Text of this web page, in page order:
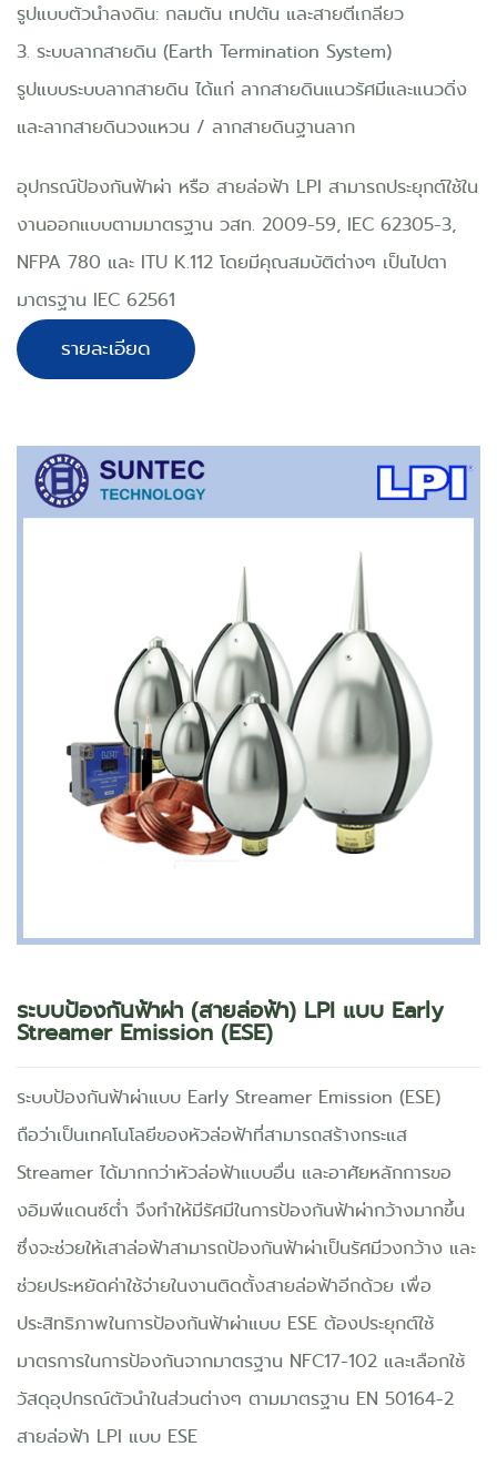
รูปแบบตัวนำลงดิน: กลมตัน เทปตัน และสายตีเกลียว
3. ระบบลากสายดิน (Earth Termination System)
รูปแบบระบบลากสายดิน ได้แก่ ลากสายดินแนวรัศมีและแนวดิ่ง
และลากสายดินวงแหวน / ลากสายดินฐานลาก
อุปกรณ์ป้องกันฟ้าผ่า หรือ สายล่อฟ้า LPI สามารถประยุกต์ใช้ใน
งานออกแบบตามมาตรฐาน วสท. 2009-59, IEC 62305-3,
NFPA 780 และ ITU K.112 โดยมีคุณสมบัติต่างๆ เป็นไปตา
มาตรฐาน IEC 62561
รายละเอียด
ระบบป้องกันฟ้าผ่า (สายล่อฟ้า) LPI แบบ Early
Streamer Emission (ESE)
ระบบป้องกันฟ้าผ่าแบบ Early Streamer Emission (ESE)
ถือว่าเป็นเทคโนโลยีของหัวล่อฟ้าที่สามารถสร้างกระแส
Streamer ได้มากกว่าหัวล่อฟ้าแบบอื่น และอาศัยหลักการขอ
งอิมพีแดนซ์ต่ำ จึงทำให้มีรัศมีในการป้องกันฟ้าผ่ากว้างมากขึ้น
ซึ่งจะช่วยให้เสาล่อฟ้าสามารถป้องกันฟ้าผ่าเป็นรัศมีวงกว้าง และ
ช่วยประหยัดค่าใช้จ่ายในงานติดตั้งสายล่อฟ้าอีกด้วย เพื่อ
ประสิทธิภาพในการป้องกันฟ้าผ่าแบบ ESE ต้องประยุกต์ใช้
มาตรการในการป้องกันจากมาตรฐาน NFC17-102 และเลือกใช้
วัสดุอุปกรณ์ตัวนำในส่วนต่างๆ ตามมาตรฐาน EN 50164-2
สายล่อฟ้า LPI แบบ ESE